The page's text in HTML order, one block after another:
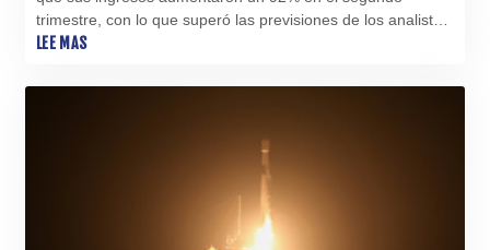
XOF 655.948849
ZMW 21.75673
ZWL 372.275202
AED 4.245913
AED 4.245913
AFN 76.887634
trimestre, con lo que superó las previsiones de los analistas
en unos 1.000 millones de dólares en el primer informe de
LEE MAS